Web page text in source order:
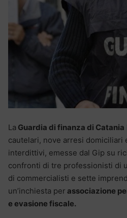
La Guardia di finanza di Catania
cautelari, nove arresi domiciliari
interdittivi, emesse dal Gip su
confronti di tre professionisti di
di commercialisti e sette
un’inchiesta per associazione
e evasione fiscale.